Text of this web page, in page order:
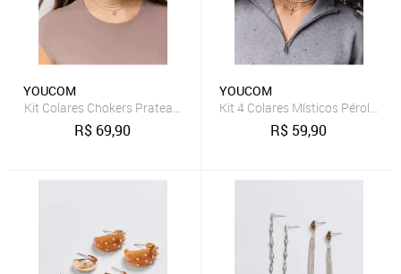
YOUCOM
Kit Colares Chokers Prateados Estrelas
R$ 69,90
YOUCOM
Kit 4 Colares Místicos Pérolas
R$ 59,90